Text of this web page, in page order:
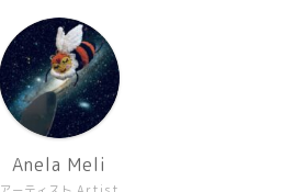
Anela Meli